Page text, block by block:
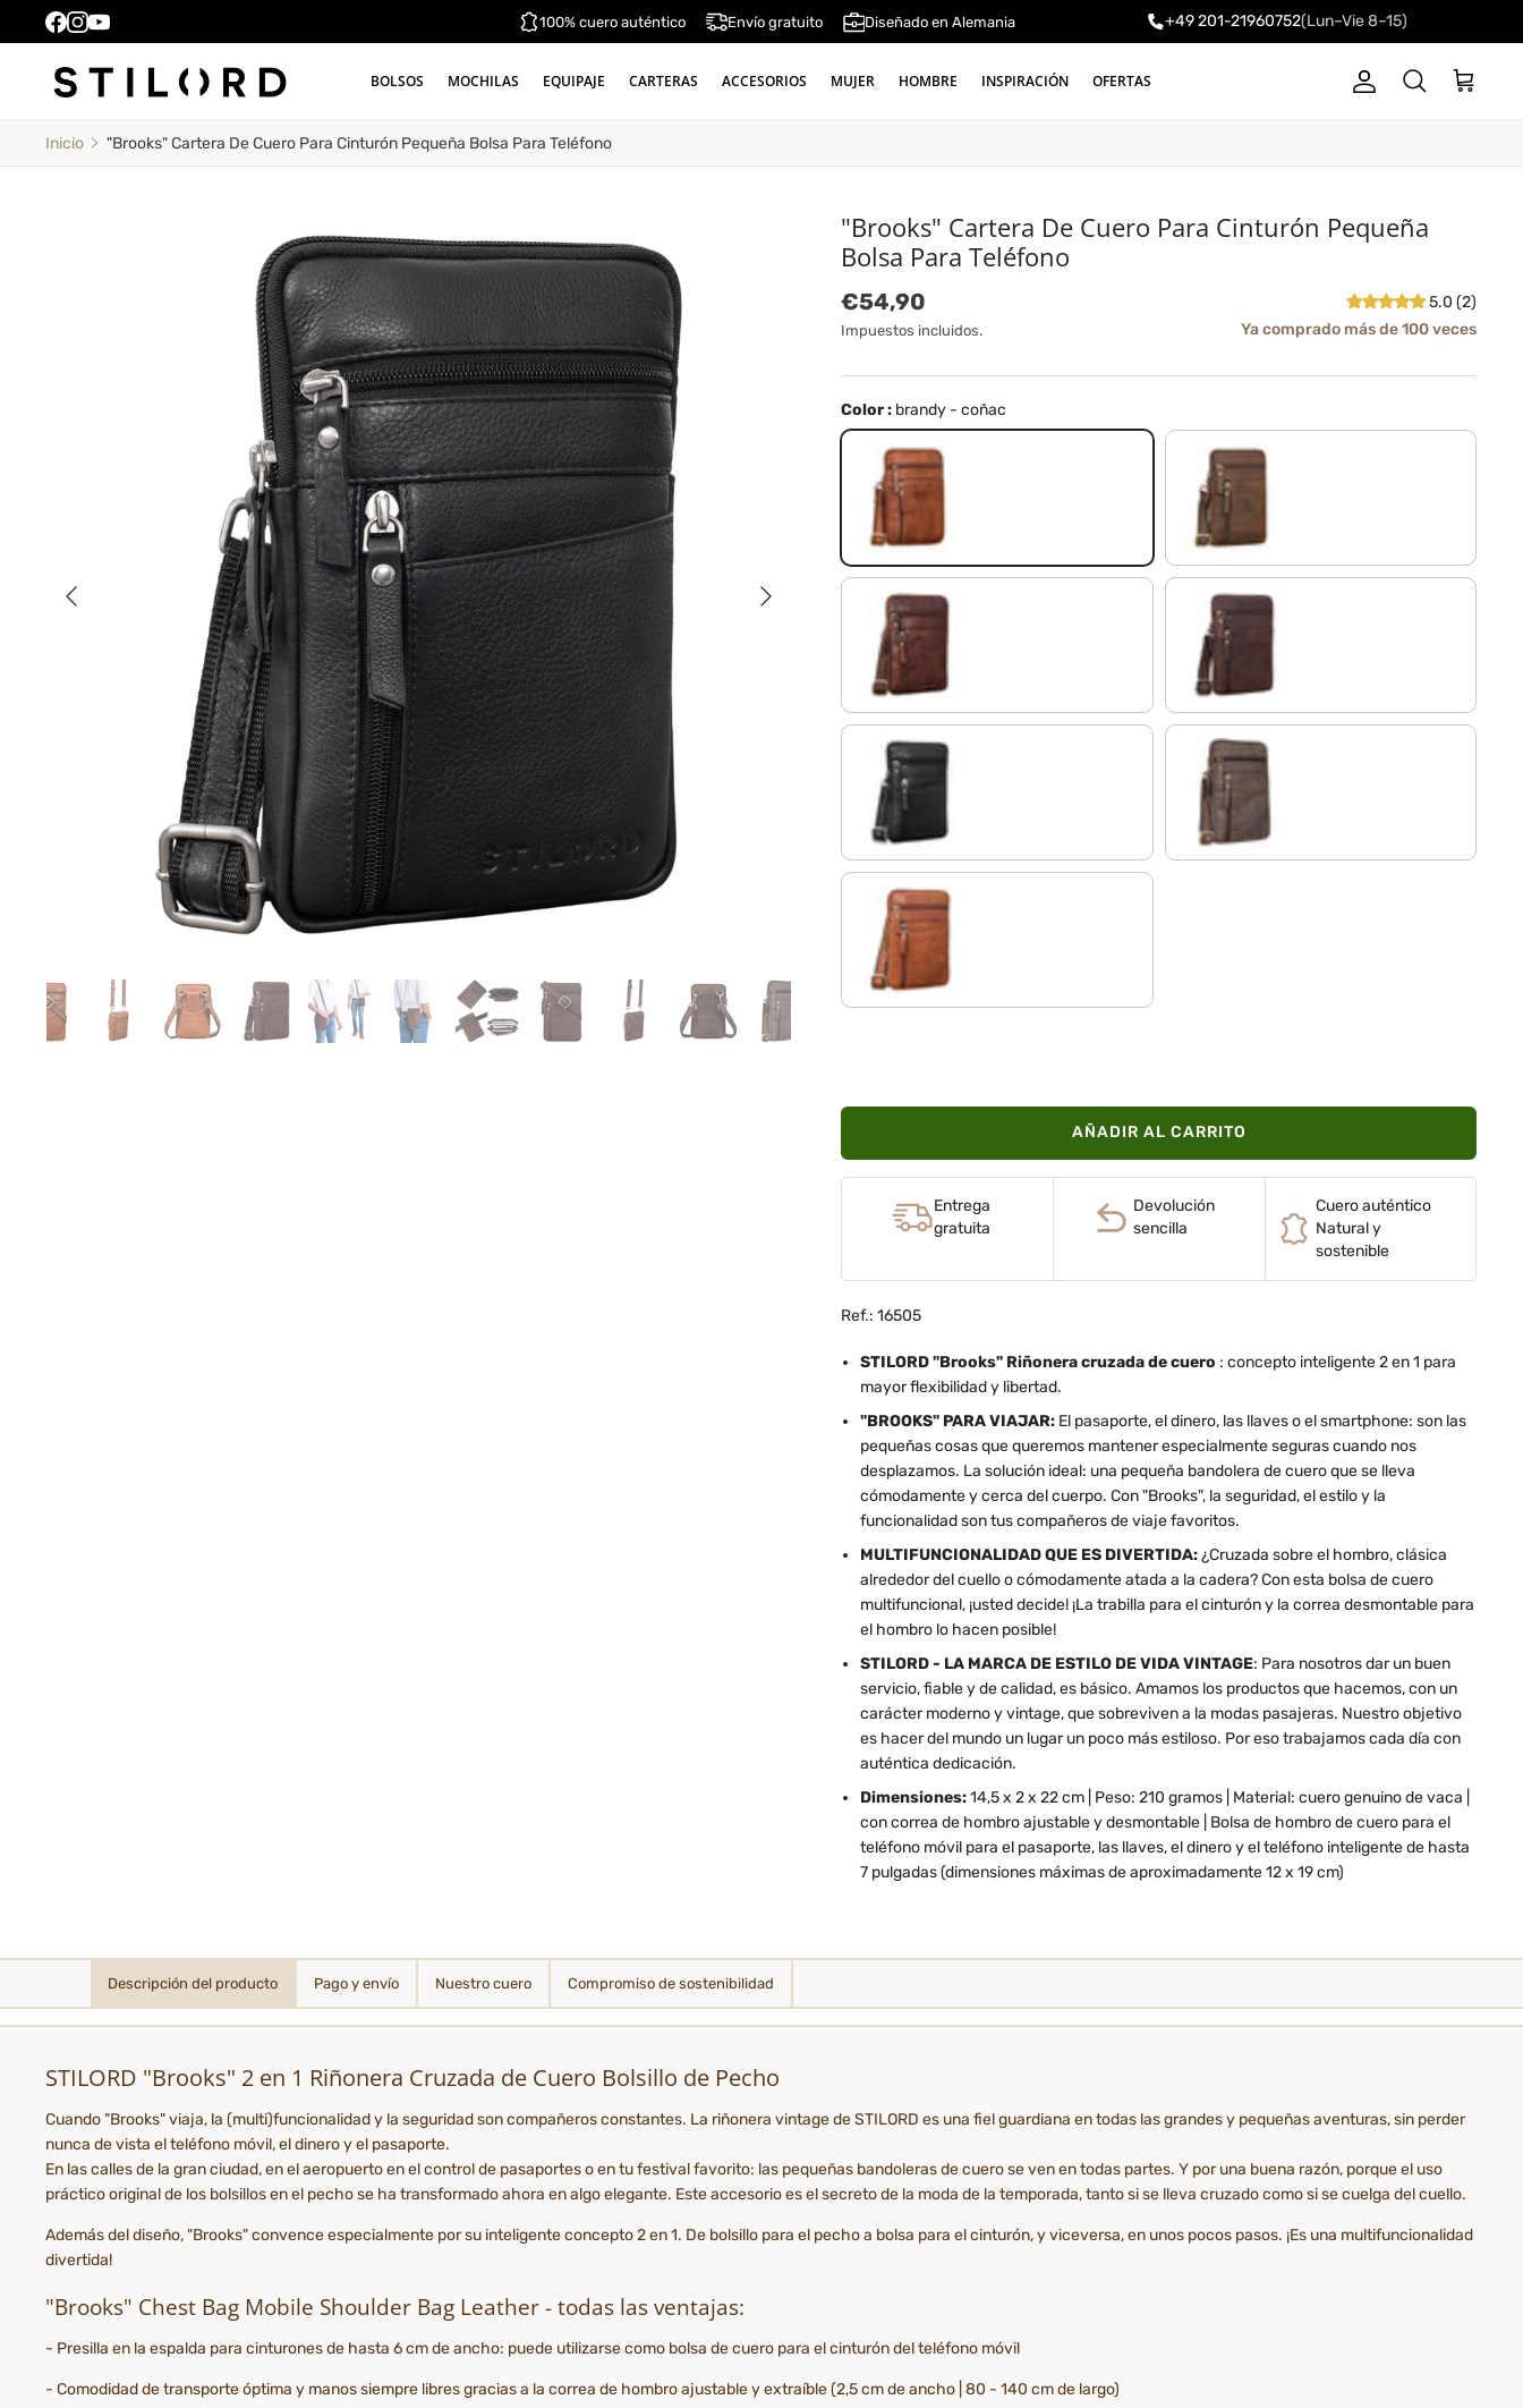
100% cuero auténtico Envío gratuito Diseñado en Alemania +49 201-21960752(Lun–Vie 8–15)
BOLSOS MOCHILAS EQUIPAJE CARTERAS ACCESORIOS MUJER HOMBRE INSPIRACIÓN OFERTAS CuentaBuscar Carrito
Inicio "Brooks" Cartera De Cuero Para Cinturón Pequeña Bolsa Para Teléfono
Anterior Siguiente
"Brooks" Cartera De Cuero Para Cinturón Pequeña
Bolsa Para Teléfono
Precio normal
€54,90
Impuestos incluidos.
5.0 (2)
Ya comprado más de 100 veces
Color : brandy - coñac
brandy - coñac zamora - marrón
porto - marrón montero - marrón
negro colorado - marrón
texas - marrón
AÑADIR AL CARRITO
Entrega
gratuita
Devolución
sencilla
Cuero auténtico
Natural y
sostenible
Ref.: 16505
STILORD "Brooks" Riñonera cruzada de cuero : concepto inteligente 2 en 1 para
mayor flexibilidad y libertad.
"BROOKS" PARA VIAJAR:El pasaporte, el dinero, las llaves o el smartphone: son las
pequeñas cosas que queremos mantener especialmente seguras cuando nos
desplazamos. La solución ideal: una pequeña bandolera de cuero que se lleva
cómodamente y cerca del cuerpo. Con "Brooks", la seguridad, el estilo y la
funcionalidad son tus compañeros de viaje favoritos.
MULTIFUNCIONALIDAD QUE ES DIVERTIDA:¿Cruzada sobre el hombro, clásica
alrededor del cuello o cómodamente atada a la cadera? Con esta bolsa de cuero
multifuncional, ¡usted decide! ¡La trabilla para el cinturón y la correa desmontable para
el hombro lo hacen posible!
STILORD - LA MARCA DE ESTILO DE VIDA VINTAGE: Para nosotros dar un buen
servicio, fiable y de calidad, es básico. Amamos los productos que hacemos, con un
carácter moderno y vintage, que sobreviven a la modas pasajeras. Nuestro objetivo
es hacer del mundo un lugar un poco más estiloso. Por eso trabajamos cada día con
auténtica dedicación.
Dimensiones:14,5 x 2 x 22 cm | Peso: 210 gramos | Material: cuero genuino de vaca |
con correa de hombro ajustable y desmontable | Bolsa de hombro de cuero para el
teléfono móvil para el pasaporte, las llaves, el dinero y el teléfono inteligente de hasta
7 pulgadas (dimensiones máximas de aproximadamente 12 x 19 cm)
Descripción del producto Pago y envío Nuestro cuero Compromiso de sostenibilidad
STILORD "Brooks" 2 en 1 Riñonera Cruzada de Cuero Bolsillo de Pecho
Cuando "Brooks" viaja, la (multi)funcionalidad y la seguridad son compañeros constantes. La riñonera vintage de STILORD es una fiel guardiana en todas las grandes y pequeñas aventuras, sin perder
nunca de vista el teléfono móvil, el dinero y el pasaporte.
En las calles de la gran ciudad, en el aeropuerto en el control de pasaportes o en tu festival favorito: las pequeñas bandoleras de cuero se ven en todas partes. Y por una buena razón, porque el uso
práctico original de los bolsillos en el pecho se ha transformado ahora en algo elegante. Este accesorio es el secreto de la moda de la temporada, tanto si se lleva cruzado como si se cuelga del cuello.
Además del diseño, "Brooks" convence especialmente por su inteligente concepto 2 en 1. De bolsillo para el pecho a bolsa para el cinturón, y viceversa, en unos pocos pasos. ¡Es una multifuncionalidad
divertida!
"Brooks" Chest Bag Mobile Shoulder Bag Leather - todas las ventajas:
- Presilla en la espalda para cinturones de hasta 6 cm de ancho: puede utilizarse como bolsa de cuero para el cinturón del teléfono móvil
- Comodidad de transporte óptima y manos siempre libres gracias a la correa de hombro ajustable y extraíble (2,5 cm de ancho | 80 - 140 cm de largo)